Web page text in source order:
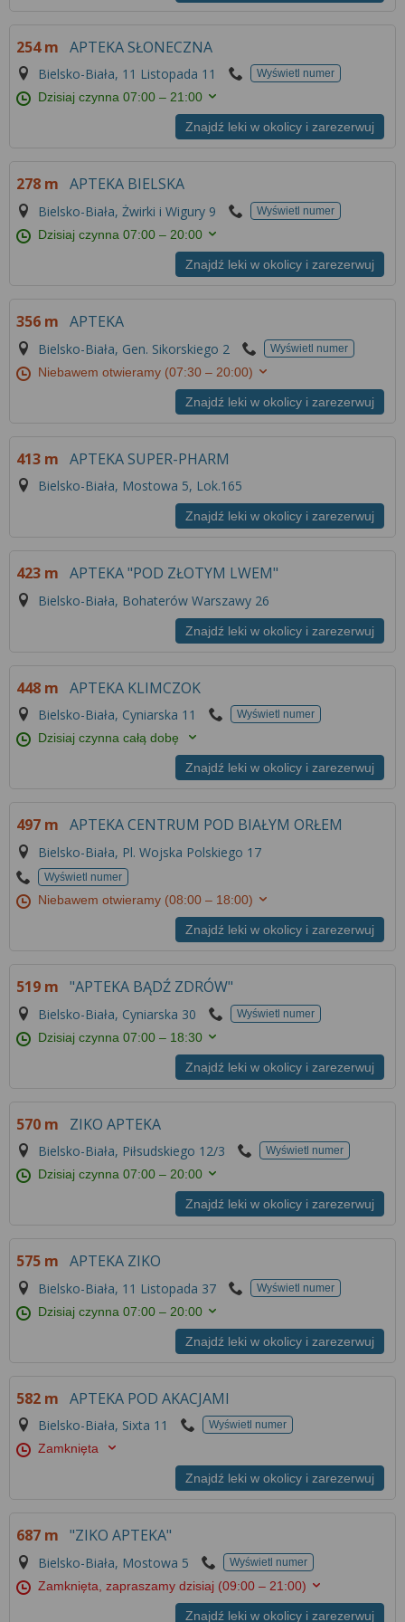
254 m APTEKA SŁONECZNA
Bielsko-Biała, 11 Listopada 11 Wyświetl numer
Dzisiaj czynna07:00 – 21:00
Znajdź leki w okolicy i zarezerwuj
278 m APTEKA BIELSKA
Bielsko-Biała, Żwirki i Wigury 9 Wyświetl numer
Dzisiaj czynna07:00 – 20:00
Znajdź leki w okolicy i zarezerwuj
356 m APTEKA
Bielsko-Biała, Gen. Sikorskiego 2 Wyświetl numer
Niebawem otwieramy (07:30 – 20:00)
Znajdź leki w okolicy i zarezerwuj
413 m APTEKA SUPER-PHARM
Bielsko-Biała, Mostowa 5, Lok.165
Znajdź leki w okolicy i zarezerwuj
423 m APTEKA "POD ZŁOTYM LWEM"
Bielsko-Biała, Bohaterów Warszawy 26
Znajdź leki w okolicy i zarezerwuj
448 m APTEKA KLIMCZOK
Bielsko-Biała, Cyniarska 11 Wyświetl numer
Dzisiaj czynna całą dobę
Znajdź leki w okolicy i zarezerwuj
497 m APTEKA CENTRUM POD BIAŁYM ORŁEM
Bielsko-Biała, Pl. Wojska Polskiego 17
Wyświetl numer
Niebawem otwieramy (08:00 – 18:00)
Znajdź leki w okolicy i zarezerwuj
519 m "APTEKA BĄDŹ ZDRÓW"
Bielsko-Biała, Cyniarska 30 Wyświetl numer
Dzisiaj czynna07:00 – 18:30
Znajdź leki w okolicy i zarezerwuj
570 m ZIKO APTEKA
Bielsko-Biała, Piłsudskiego 12/3 Wyświetl numer
Dzisiaj czynna07:00 – 20:00
Znajdź leki w okolicy i zarezerwuj
575 m APTEKA ZIKO
Bielsko-Biała, 11 Listopada 37 Wyświetl numer
Dzisiaj czynna07:00 – 20:00
Znajdź leki w okolicy i zarezerwuj
582 m APTEKA POD AKACJAMI
Bielsko-Biała, Sixta 11 Wyświetl numer
Zamknięta
Znajdź leki w okolicy i zarezerwuj
687 m "ZIKO APTEKA"
Bielsko-Biała, Mostowa 5 Wyświetl numer
Zamknięta, zapraszamy dzisiaj (09:00 – 21:00)
Znajdź leki w okolicy i zarezerwuj
Więcej informacji na temat wykorzystywania
znajdziesz wRegulaminie Serwisu